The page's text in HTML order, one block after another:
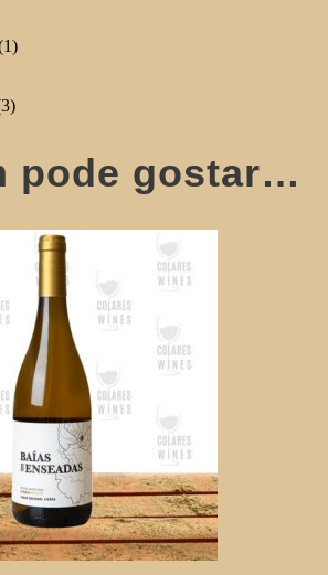
pode gostar…